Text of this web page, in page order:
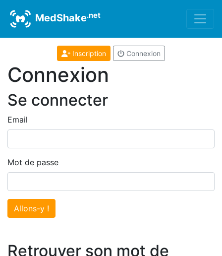
MedShake.net
Inscription Connexion
Connexion
Se connecter
Email
Mot de passe
Allons-y !
Retrouver son mot de